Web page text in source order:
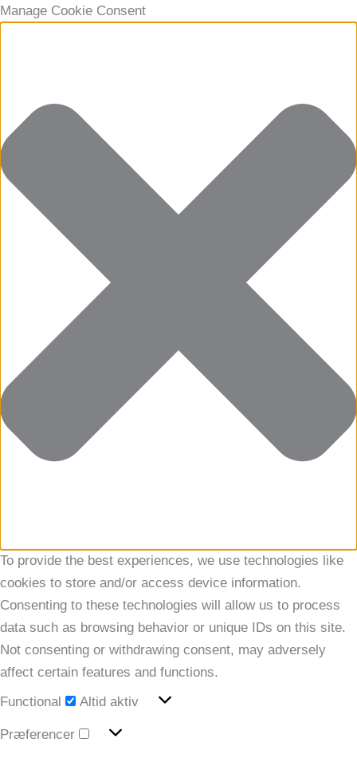
Manage Cookie Consent
To provide the best experiences, we use technologies like
cookies to store and/or access device information.
Consenting to these technologies will allow us to process
data such as browsing behavior or unique IDs on this site.
Not consenting or withdrawing consent, may adversely
affect certain features and functions.
Functional
Altid aktiv
Præferencer